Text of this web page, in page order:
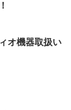
オ機器取扱い